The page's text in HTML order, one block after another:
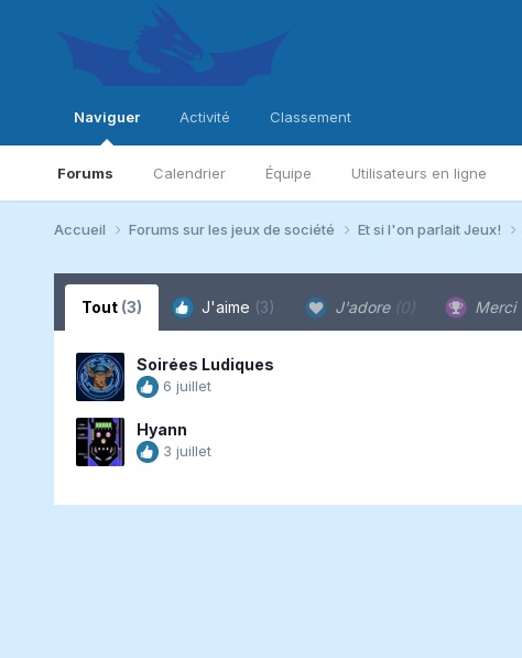
Naviguer
Forums Calendrier Équipe Utilisateurs en ligne
Activité Classement
Accueil Forums sur les jeux de société Et si l'on parlait Jeux!
Tout (3) J'aime (3) J'adore (0) Merci
Soirées Ludiques
6 juillet
Hyann
3 juillet